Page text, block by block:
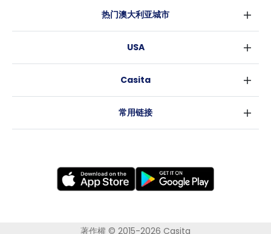
伦敦
爱丁堡
利兹
考文垂
莱斯特
纽卡斯尔
热门澳大利亚城市
布里斯班
阿德莱德
USA
洛杉矶
Casita
常用链接
著作權 © 2015-2026 Casita